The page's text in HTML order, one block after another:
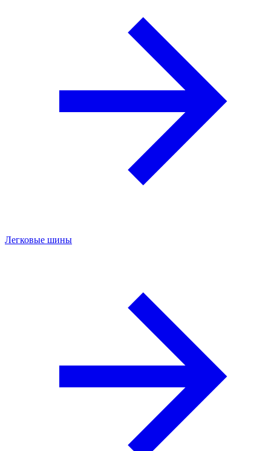
Легковые шины